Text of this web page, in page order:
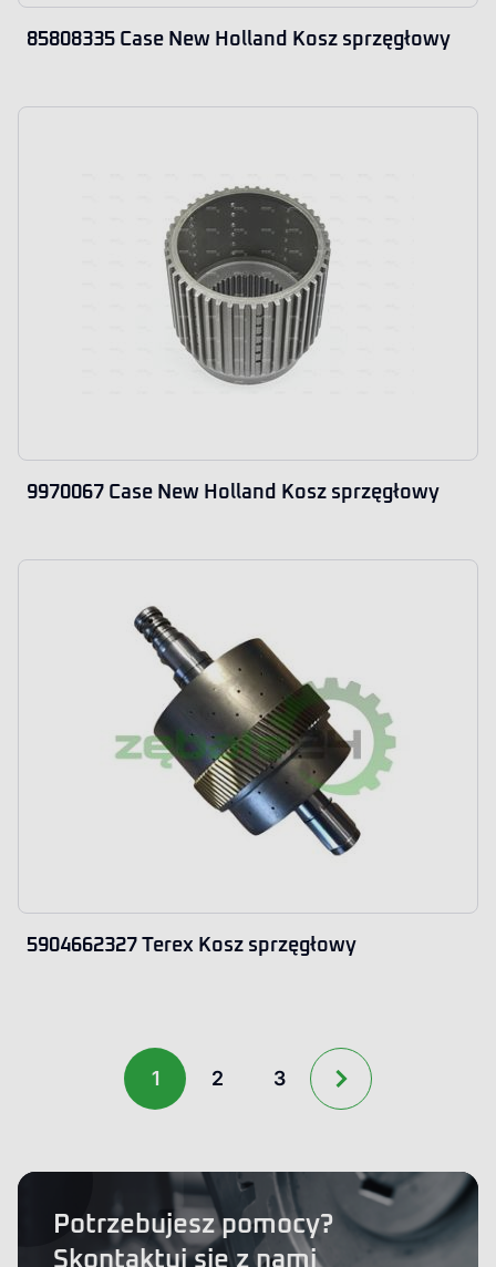
85808335 Case New Holland Kosz sprzęgłowy
9970067 Case New Holland Kosz sprzęgłowy
5904662327 Terex Kosz sprzęgłowy
1 2 3
Potrzebujesz pomocy?
Skontaktuj się z nami